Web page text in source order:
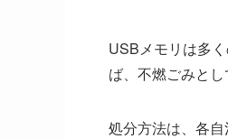
USBメモリは多
ば、不燃ごみと
処分方法は、各